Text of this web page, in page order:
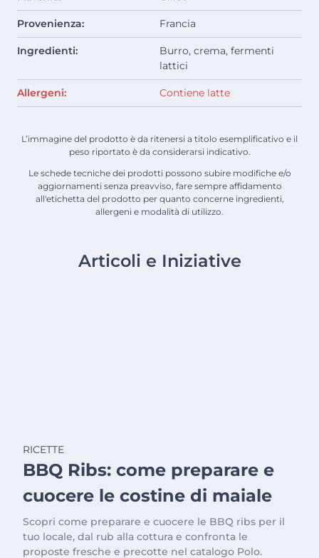
Provenienza: Francia
Ingredienti:
Burro, crema, fermenti
lattici
Allergeni: Contiene latte
L’immagine del prodotto è da ritenersi a titolo esemplificativo e il
peso riportato è da considerarsi indicativo.
Le schede tecniche dei prodotti possono subire modifiche e/o
aggiornamenti senza preavviso, fare sempre affidamento
all'etichetta del prodotto per quanto concerne ingredienti,
allergeni e modalità di utilizzo.
Articoli e Iniziative
RICETTE
BBQ Ribs: come preparare e
cuocere le costine di maiale
Scopri come preparare e cuocere le BBQ ribs per il
tuo locale, dal rub alla cottura e confronta le
proposte fresche e precotte nel catalogo Polo.